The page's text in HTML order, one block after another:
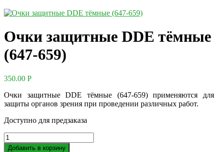
Очки защитные DDE тёмные
(647-659)
350.00 Р
Очки защитные DDE тёмные (647-659) применяются для
защиты органов зрения при проведении различных работ.
Доступно для предзаказа
Добавить в корзину